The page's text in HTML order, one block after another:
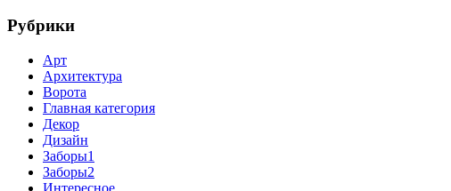
Рубрики
Арт
Архитектура
Ворота
Главная категория
Декор
Дизайн
Заборы1
Заборы2
Интересное